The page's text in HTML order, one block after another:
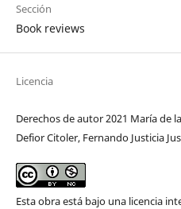
Sección
Book reviews
Licencia
Derechos de autor 2021 María de
Defior Citoler, Fernando Justicia
Esta obra está bajo una licencia